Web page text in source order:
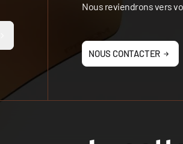
Nous reviendrons vers
NOUS CONTACTER